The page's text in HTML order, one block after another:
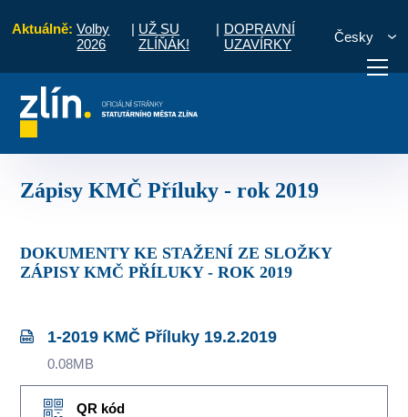
Aktuálně: Volby
2026
| UŽ SU
ZLÍŇÁK!
| DOPRAVNÍ
UZAVÍRKY
Česky
vyřídit Potřebuji zaplatit
Zápisy KMČ Příluky - rok 2019
DOKUMENTY KE STAŽENÍ ZE SLOŽKY
ZÁPISY KMČ PŘÍLUKY - ROK 2019
1-2019 KMČ Příluky 19.2.2019
0.08MB
QR kód